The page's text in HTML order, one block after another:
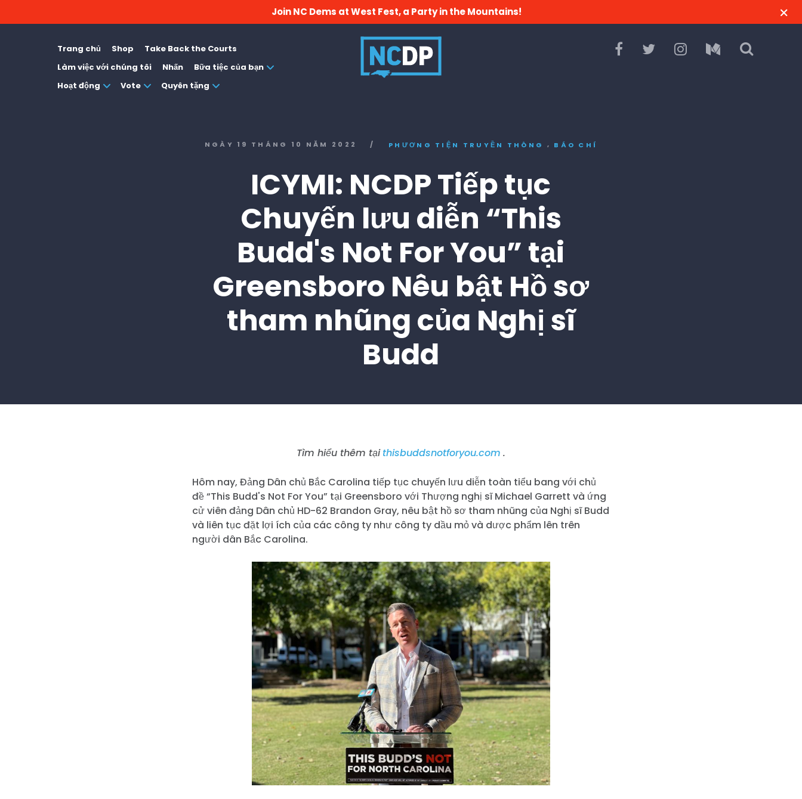
Join NC Dems at West Fest, a Party in the Mountains!
Trang chủ Shop
Take Back the Courts
Làm việc với chúng tôi
Nhấn
Bữa tiệc của bạn
Hoạt động
Vote Quyên tặng
NGÀY 19 THÁNG 10 NĂM 2022 / PHƯƠNG TIỆN TRUYỀN THÔNG , BÁO CHÍ
ICYMI: NCDP Tiếp tục
Chuyến lưu diễn “This
Budd's Not For You” tại
Greensboro Nêu bật Hồ sơ
tham nhũng của Nghị sĩ
Budd
Tìm hiểu thêm tại thisbuddsnotforyou.com .
Hôm nay, Đảng Dân chủ Bắc Carolina tiếp tục chuyến lưu diễn toàn tiểu bang với chủ
đề “This Budd's Not For You” tại Greensboro với Thượng nghị sĩ Michael Garrett và ứng
cử viên đảng Dân chủ HD-62 Brandon Gray, nêu bật hồ sơ tham nhũng của Nghị sĩ Budd
và liên tục đặt lợi ích của các công ty như công ty dầu mỏ và dược phẩm lên trên
người dân Bắc Carolina.